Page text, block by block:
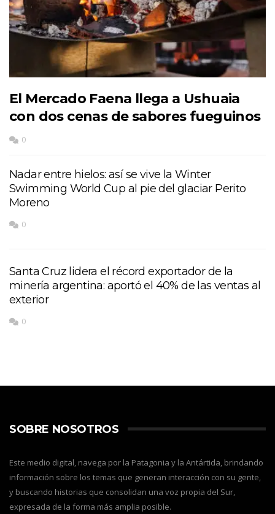
El Mercado Faena llega a Ushuaia
con dos cenas de sabores fueguinos
0
Nadar entre hielos: así se vive la Winter
Swimming World Cup al pie del glaciar Perito
Moreno
0
Santa Cruz lidera el récord exportador de la
minería argentina: aportó el 40% de las ventas al
exterior
0
SOBRE NOSOTROS
Este medio digital, navega por la Patagonia y la Antártida, brindando
información sobre los temas que generan interacción con su gente,
y buscando historias que consolidan una voz propia del Sur,
expresada de la forma más amplia posible.